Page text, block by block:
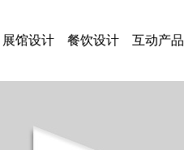
展馆设计 餐饮设计 互动产品